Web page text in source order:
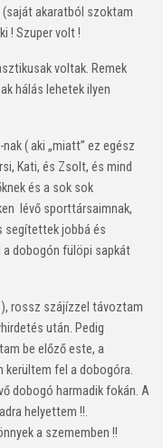
(saját akaratból szoktam
! Szuper volt !
voltak. Remek
hálás lehetek ilyen
( aki „miatt” ez egész
Kati, és Zsolt, és mind
és a sok sok
lévő sporttársaimnak,
segítettek jobbá és
a dobogón fülöpi sapkát
rossz szájízzel távoztam
után. Pedig
be előző este, a
kerültem fel a dobogóra.
dobogó harmadik fokán. A
helyettem !!.
a szememben !!